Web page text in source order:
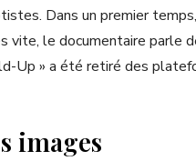
Dans un premier
vite, le documentaire parle
Up » a été retiré des
images